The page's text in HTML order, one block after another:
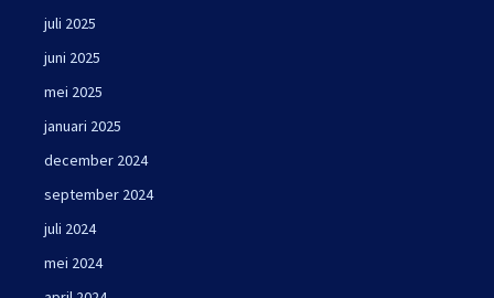
juli 2025
juni 2025
mei 2025
januari 2025
december 2024
september 2024
juli 2024
mei 2024